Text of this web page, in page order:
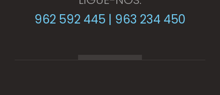
962 592 445 | 963 234 450